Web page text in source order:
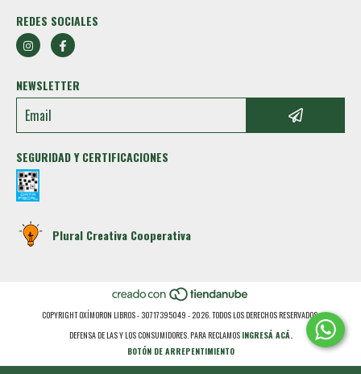
REDES SOCIALES
NEWSLETTER
SEGURIDAD Y CERTIFICACIONES
Plural Creativa Cooperativa
COPYRIGHT OXÍMORON LIBROS - 30717395049 - 2026. TODOS LOS DERECHOS RESERVADOS.
DEFENSA DE LAS Y LOS CONSUMIDORES. PARA RECLAMOS INGRESÁ ACÁ.
BOTÓN DE ARREPENTIMIENTO